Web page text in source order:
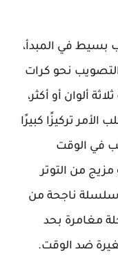
بسيط في المبدأ،
نحو كرات
ألوان أو أكثر،
تركيزًا كبيرًا
في الوقت
من التوتر
سلسلة ناجحة من
مغامرة بحد
ضد الوقت.